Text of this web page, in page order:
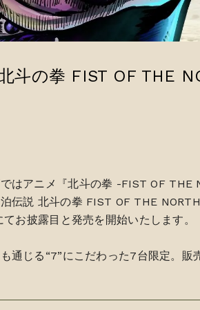
斗の拳 FIST OF THE
はアニメ『北斗の拳 -FIST OF THE
伝説 北斗の拳 FIST OF THE
お披露目と発売を開始いたします。
通じる“7”にこだわった7台限定。販